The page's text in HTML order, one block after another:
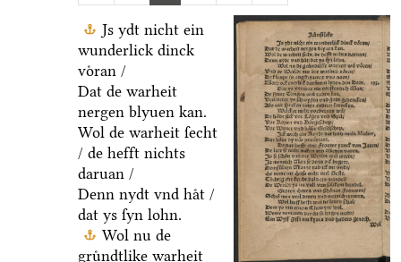
Js ydt nicht ein
wunderlick dinck
voͤran /
Dat de warheit
nergen blyuen kan.
Wol de warheit ſecht
/ de hefft nichts
daruan /
Denn nydt vnd haͤt /
dat ys ſyn lohn.
Wol nu de
gruͤndtlike warheit